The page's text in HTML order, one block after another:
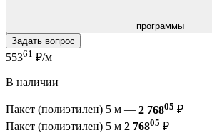
программы
Задать вопрос
55361 ₽/м
В наличии
Пакет (полиэтилен) 5 м — 2 76805 ₽
Пакет (полиэтилен) 5 м 2 76805 ₽